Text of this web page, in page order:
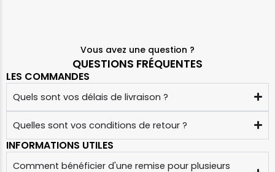
Vous avez une question ?
QUESTIONS FRÉQUENTES
LES COMMANDES
Quels sont vos délais de livraison ?
Quelles sont vos conditions de retour ?
INFORMATIONS UTILES
Comment bénéficier d'une remise pour plusieurs